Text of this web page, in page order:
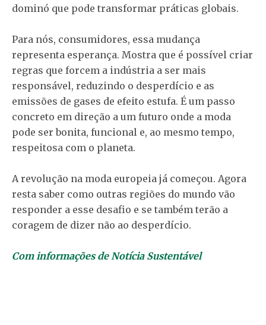
dominó que pode transformar práticas globais.
Para nós, consumidores, essa mudança
representa esperança. Mostra que é possível criar
regras que forcem a indústria a ser mais
responsável, reduzindo o desperdício e as
emissões de gases de efeito estufa. É um passo
concreto em direção a um futuro onde a moda
pode ser bonita, funcional e, ao mesmo tempo,
respeitosa com o planeta.
A revolução na moda europeia já começou. Agora
resta saber como outras regiões do mundo vão
responder a esse desafio e se também terão a
coragem de dizer não ao desperdício.
Com informações de Notícia Sustentável